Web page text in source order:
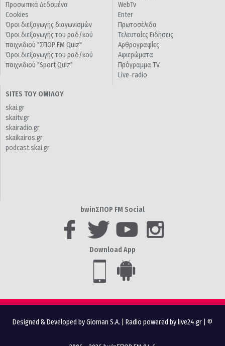
Προσωπικά Δεδομένα
Cookies
Όροι διεξαγωγής διαγωνισμών
Όροι διεξαγωγής του ραδ/κού
παιχνιδιού "ΣΠΟΡ FM Quiz"
Όροι διεξαγωγής του ραδ/κού
παιχνιδιού "Sport Quiz"
WebTv
Enter
Πρωτοσέλιδα
Τελευταίες Ειδήσεις
Αρθρογραφίες
Αφιερώματα
Πρόγραμμα TV
Live-radio
SITES ΤΟΥ ΟΜΙΛΟΥ
skai.gr
skaitv.gr
skairadio.gr
skaikairos.gr
podcast.skai.gr
bwinΣΠΟΡ FM Social
Download App
Designed & Developed by Gloman S.A. Radio powered by live24.gr | ©